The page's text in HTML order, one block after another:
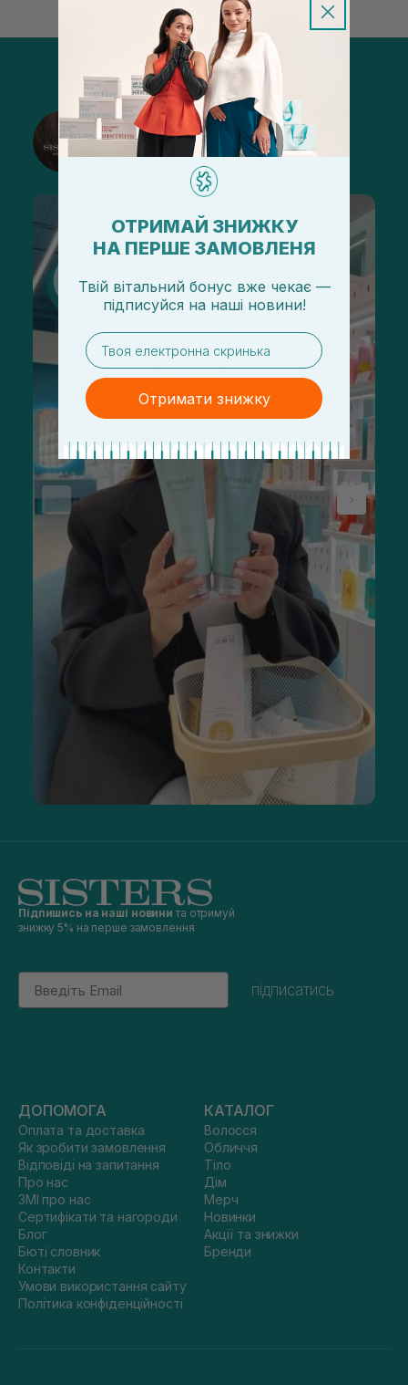
@sisters_stelmakh в Instagram
Підписатися
Підпишись на наші новини та отримуй
знижку 5% на перше замовлення
Email
підписатись
ДОПОМОГА
Оплата та доставка
Як зробити замовлення
Відповіді на запитання
Про нас
ЗМІ про нас
Сертифікати та нагороди
Блог
Бюті словник
Контакти
Умови використання сайту
Політика конфіденційності
КАТАЛОГ
Волосся
Обличчя
Тіло
Дім
Мерч
Новинки
Акції та знижки
Бренди
ОТРИМАЙ ЗНИЖКУ
НА ПЕРШЕ ЗАМОВЛЕНЯ
Твій вітальний бонус вже чекає —
підписуйся на наші новини!
email
Отримати знижку